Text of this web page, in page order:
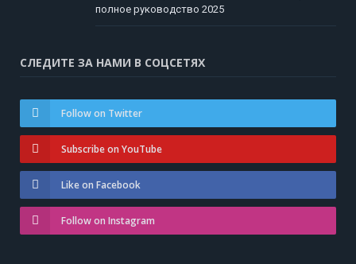
полное руководство 2025
СЛЕДИТЕ ЗА НАМИ В СОЦСЕТЯХ
Follow on Twitter
Subscribe on YouTube
Like on Facebook
Follow on Instagram